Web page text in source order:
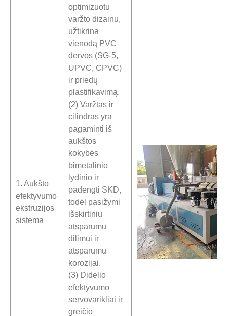
1. Aukšto
efektyvumo
ekstruzijos
sistema
optimizuotu
varžto dizainu,
užtikrina
vienodą PVC
dervos (SG-5,
UPVC, CPVC)
ir priedų
plastifikavimą.
(2) Varžtas ir
cilindras yra
pagaminti iš
aukštos
kokybės
bimetalinio
lydinio ir
padengti SKD,
todėl pasižymi
išskirtiniu
atsparumu
dilimui ir
atsparumu
korozijai.
(3) Didelio
efektyvumo
servovarikliai ir
greičio